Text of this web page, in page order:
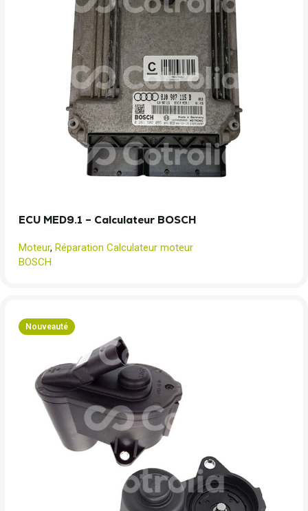
ECU MED9.1 – Calculateur BOSCH
Moteur, Réparation Calculateur moteur
BOSCH
Nouveauté